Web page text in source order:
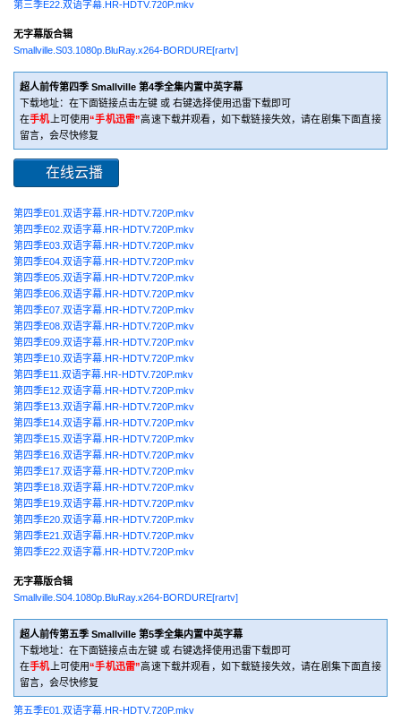
第三季E22.双语字幕.HR-HDTV.720P.mkv
无字幕版合辑
Smallville.S03.1080p.BluRay.x264-BORDURE[rartv]
超人前传第四季 Smallville 第4季全集内置中英字幕
下载地址：在下面链接点击左键 或 右键选择使用迅雷下载即可
在手机上可使用“手机迅雷”高速下载并观看，如下载链接失效，请在剧集下面直接
留言，会尽快修复
在线云播
第四季E01.双语字幕.HR-HDTV.720P.mkv
第四季E02.双语字幕.HR-HDTV.720P.mkv
第四季E03.双语字幕.HR-HDTV.720P.mkv
第四季E04.双语字幕.HR-HDTV.720P.mkv
第四季E05.双语字幕.HR-HDTV.720P.mkv
第四季E06.双语字幕.HR-HDTV.720P.mkv
第四季E07.双语字幕.HR-HDTV.720P.mkv
第四季E08.双语字幕.HR-HDTV.720P.mkv
第四季E09.双语字幕.HR-HDTV.720P.mkv
第四季E10.双语字幕.HR-HDTV.720P.mkv
第四季E11.双语字幕.HR-HDTV.720P.mkv
第四季E12.双语字幕.HR-HDTV.720P.mkv
第四季E13.双语字幕.HR-HDTV.720P.mkv
第四季E14.双语字幕.HR-HDTV.720P.mkv
第四季E15.双语字幕.HR-HDTV.720P.mkv
第四季E16.双语字幕.HR-HDTV.720P.mkv
第四季E17.双语字幕.HR-HDTV.720P.mkv
第四季E18.双语字幕.HR-HDTV.720P.mkv
第四季E19.双语字幕.HR-HDTV.720P.mkv
第四季E20.双语字幕.HR-HDTV.720P.mkv
第四季E21.双语字幕.HR-HDTV.720P.mkv
第四季E22.双语字幕.HR-HDTV.720P.mkv
无字幕版合辑
Smallville.S04.1080p.BluRay.x264-BORDURE[rartv]
超人前传第五季 Smallville 第5季全集内置中英字幕
下载地址：在下面链接点击左键 或 右键选择使用迅雷下载即可
在手机上可使用“手机迅雷”高速下载并观看，如下载链接失效，请在剧集下面直接
留言，会尽快修复
第五季E01.双语字幕.HR-HDTV.720P.mkv